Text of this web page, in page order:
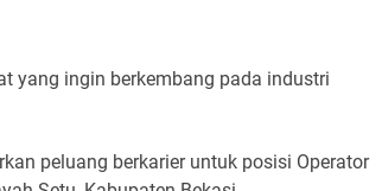
yang ingin berkembang pada industri
peluang berkarier untuk posisi Operator